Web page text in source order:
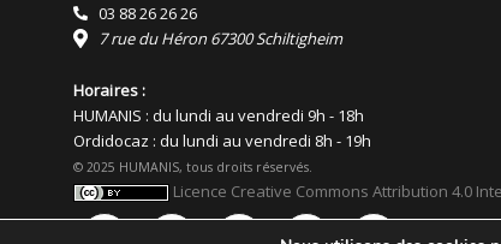
03 88 26 26 26
7 rue du Héron 67300 Schiltigheim
Horaires :
HUMANIS : du lundi au vendredi 9h - 18h
Ordidocaz : du lundi au vendredi 8h - 19h
© 2025 HUMANIS, tous droits réservés.
Licence Creative Commons Attribution 4.0